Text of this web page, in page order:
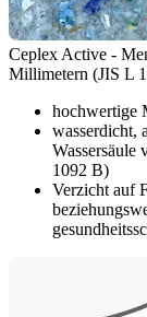
Ceplex Active -
Millimetern (JIS L
hochwertige
wasserdicht,
Wassersäule
1092 B)
Verzicht auf